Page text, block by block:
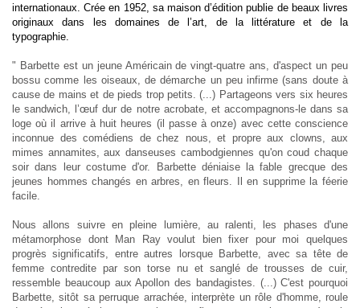
internationaux. Crée en 1952, sa maison d’édition publie de beaux livres
originaux dans les domaines de l’art, de la littérature et de la
typographie.
" Barbette est un jeune Américain de vingt-quatre ans, d'aspect un peu
bossu comme les oiseaux, de démarche un peu infirme (sans doute à
cause de mains et de pieds trop petits. (...) Partageons vers six heures
le sandwich, l’œuf dur de notre acrobate, et accompagnons-le dans sa
loge où il arrive à huit heures (il passe à onze) avec cette conscience
inconnue des comédiens de chez nous, et propre aux clowns, aux
mimes annamites, aux danseuses cambodgiennes qu'on coud chaque
soir dans leur costume d'or. Barbette déniaise la fable grecque des
jeunes hommes changés en arbres, en fleurs. Il en supprime la féerie
facile.
Nous allons suivre en pleine lumière, au ralenti, les phases d'une
métamorphose dont Man Ray voulut bien fixer pour moi quelques
progrès significatifs, entre autres lorsque Barbette, avec sa tête de
femme contredite par son torse nu et sanglé de trousses de cuir,
ressemble beaucoup aux Apollon des bandagistes. (...) C'est pourquoi
Barbette, sitôt sa perruque arrachée, interprète un rôle d'homme, roule